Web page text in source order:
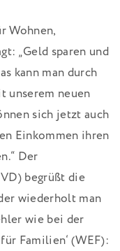
Wohnen,
„Geld sparen und
kann man durch
unserem neuen
sich jetzt auch
Einkommen ihren
Der
begrüßt die
wiederholt man
wie bei der
Familien‘ (WEF):